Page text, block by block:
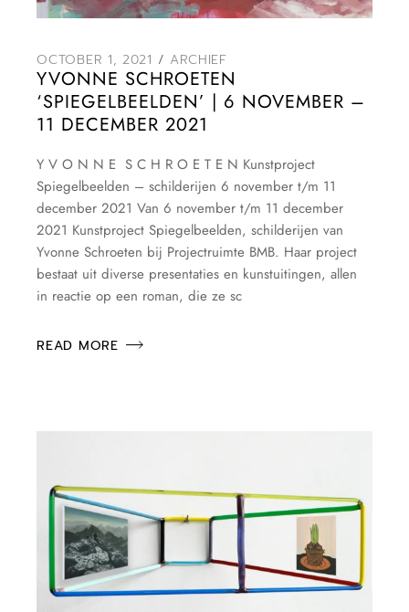
OCTOBER 1, 2021 ARCHIEF
YVONNE SCHROETEN
‘SPIEGELBEELDEN’ | 6 NOVEMBER –
11 DECEMBER 2021
Y V O N N E S C H R O E T E N Kunstproject
Spiegelbeelden – schilderijen 6 november t/m 11
december 2021 Van 6 november t/m 11 december
2021 Kunstproject Spiegelbeelden, schilderijen van
Yvonne Schroeten bij Projectruimte BMB. Haar project
bestaat uit diverse presentaties en kunstuitingen, allen
in reactie op een roman, die ze sc
READ MORE